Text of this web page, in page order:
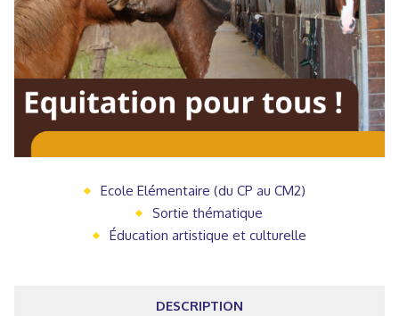
Ecole Elémentaire (du CP au CM2)
Sortie thématique
Éducation artistique et culturelle
DESCRIPTION